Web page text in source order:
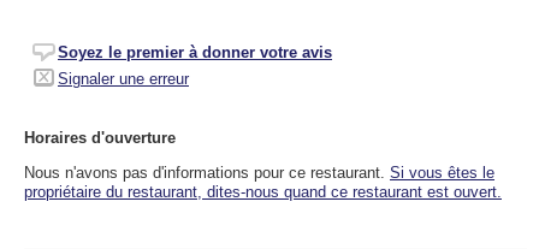
Soyez le premier à donner votre avis
Signaler une erreur
Horaires d'ouverture
Nous n'avons pas d'informations pour ce restaurant. Si vous êtes le
propriétaire du restaurant, dites-nous quand ce restaurant est ouvert.